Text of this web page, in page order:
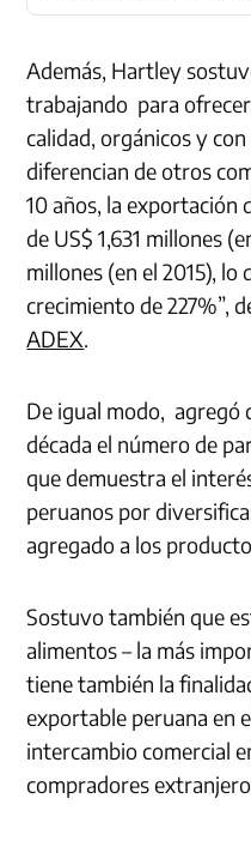
Además, Hartley
trabajando para
calidad, orgánicos y
diferencian de otros
10 años, la exportación
de US$ 1,631 millones
millones (en el 2015), lo
crecimiento de 227%”,
ADEX.
De igual modo, agregó
década el número de
que demuestra el
peruanos por
agregado a los
Sostuvo también que
alimentos – la más
tiene también la
exportable peruana en
intercambio comercial
compradores